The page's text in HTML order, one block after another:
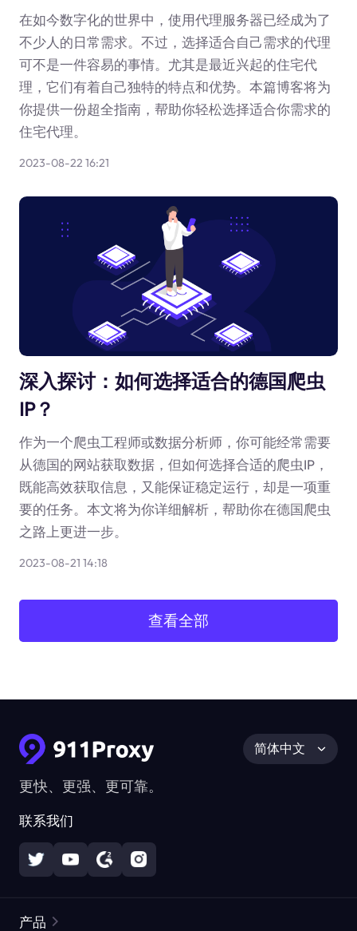
在如今数字化的世界中，使用代理服务器已经成为了
不少人的日常需求。不过，选择适合自己需求的代理
可不是一件容易的事情。尤其是最近兴起的住宅代
理，它们有着自己独特的特点和优势。本篇博客将为
你提供一份超全指南，帮助你轻松选择适合你需求的
住宅代理。
2023-08-22 16:21
深入探讨：如何选择适合的德国爬虫
IP？
作为一个爬虫工程师或数据分析师，你可能经常需要
从德国的网站获取数据，但如何选择合适的爬虫IP，
既能高效获取信息，又能保证稳定运行，却是一项重
要的任务。本文将为你详细解析，帮助你在德国爬虫
之路上更进一步。
2023-08-21 14:18
查看全部
更快、更强、更可靠。
联系我们
简体中文
产品